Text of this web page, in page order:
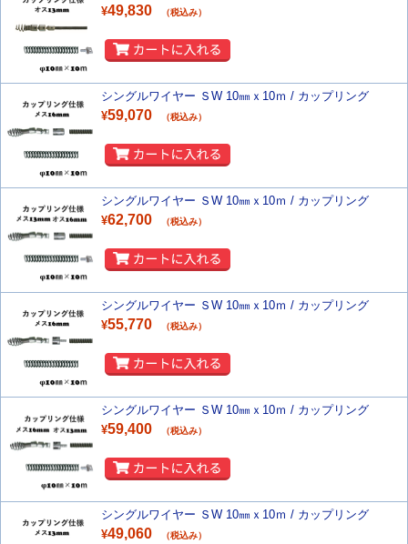
¥49,830 （税込み）
シングルワイヤー ＳW 10㎜ｘ10ｍ / カップリング
¥59,070 （税込み）
シングルワイヤー ＳW 10㎜ｘ10ｍ / カップリング
¥62,700 （税込み）
シングルワイヤー ＳW 10㎜ｘ10ｍ / カップリング
¥55,770 （税込み）
シングルワイヤー ＳW 10㎜ｘ10ｍ / カップリング
¥59,400 （税込み）
シングルワイヤー ＳW 10㎜ｘ10ｍ / カップリング
¥49,060 （税込み）